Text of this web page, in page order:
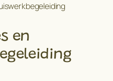
en